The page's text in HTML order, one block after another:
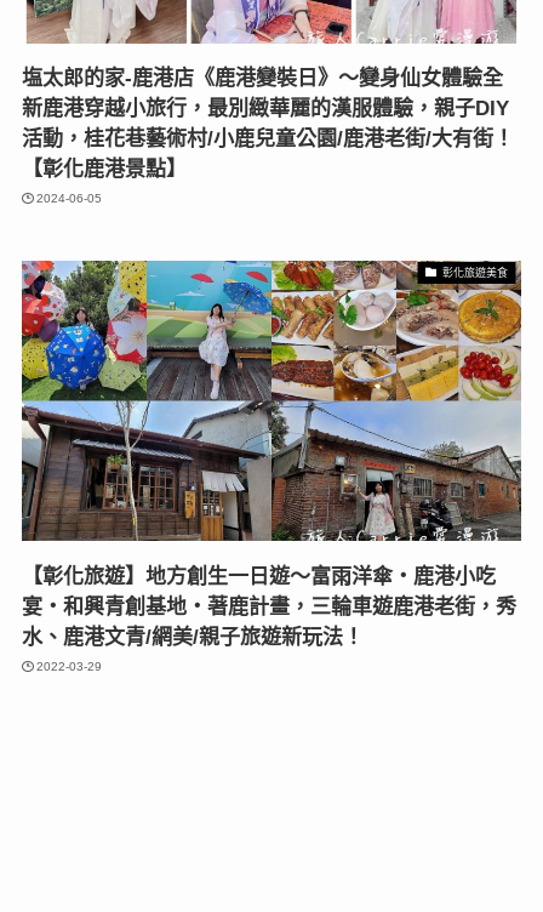
塩太郎的家-鹿港店《鹿港變裝日》〜變身仙女體驗全
新鹿港穿越小旅行，最別緻華麗的漢服體驗，親子DIY
活動，桂花巷藝術村/小鹿兒童公園/鹿港老街/大有街！
【彰化鹿港景點】
2024-06-05
彰化旅遊美食
【彰化旅遊】地方創生一日遊〜富雨洋傘‧鹿港小吃
宴‧和興青創基地‧著鹿計畫，三輪車遊鹿港老街，秀
水、鹿港文青/網美/親子旅遊新玩法！
2022-03-29